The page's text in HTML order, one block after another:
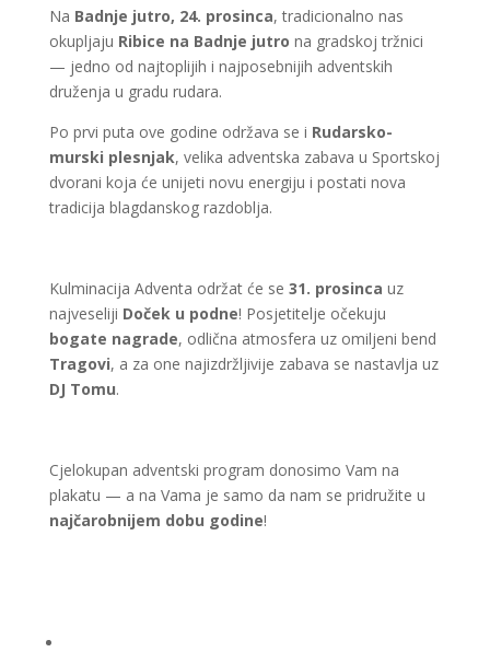
Na Badnje jutro, 24. prosinca, tradicionalno nas
okupljaju Ribice na Badnje jutro na gradskoj tržnici
— jedno od najtoplijih i najposebnijih adventskih
druženja u gradu rudara.
Po prvi puta ove godine održava se i Rudarsko-
murski plesnjak, velika adventska zabava u Sportskoj
dvorani koja će unijeti novu energiju i postati nova
tradicija blagdanskog razdoblja.
Kulminacija Adventa održat će se 31. prosinca uz
najveseliji Doček u podne! Posjetitelje očekuju
bogate nagrade, odlična atmosfera uz omiljeni bend
Tragovi, a za one najizdržljivije zabava se nastavlja uz
DJ Tomu.
Cjelokupan adventski program donosimo Vam na
plakatu — a na Vama je samo da nam se pridružite u
najčarobnijem dobu godine!